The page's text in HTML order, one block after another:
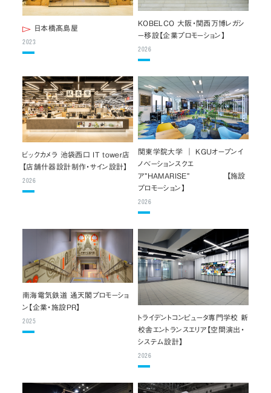
日本橋髙島屋
2023
KOBELCO 大阪・関西万博レガシ
ー移設【企業プロモーション】
2026
ビックカメラ 池袋西口 IT tower店
【店舗什器設計制作・サイン設計】
2026
関東学院大学 ｜ KGUオープンイ
ノベーションスクエ
ア”HAMARISE” 【施設
プロモーション】
2026
南海電気鉄道 通天閣プロモーショ
ン【企業・施設PR】
2025
トライデントコンピュータ専門学校 新
校舎エントランスエリア【空間演出・
システム設計】
2026